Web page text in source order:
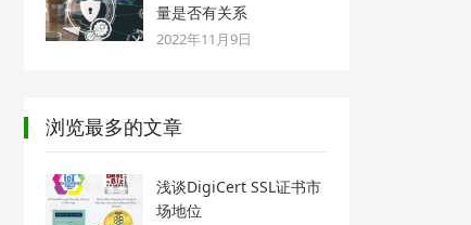
量是否有关系
2022年11月9日
浏览最多的文章
浅谈DigiCert SSL证书市
场地位